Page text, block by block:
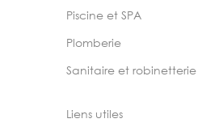
Piscine et SPA
Plomberie
Sanitaire et robinetterie
Liens utiles